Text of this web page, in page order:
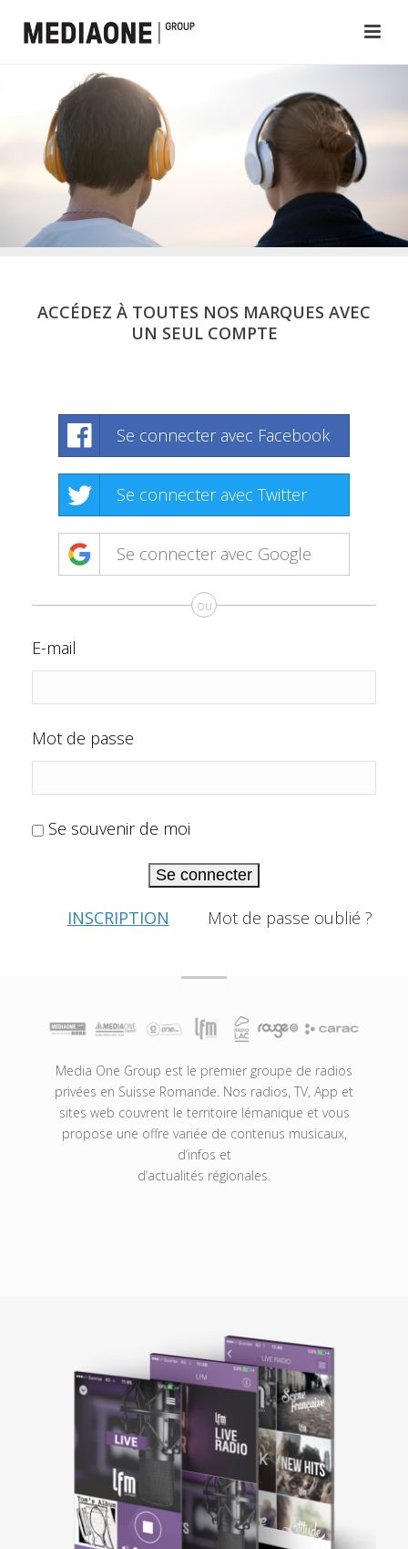
ACCÉDEZ À TOUTES NOS MARQUES AVEC
UN SEUL COMPTE
Se connecter avec Facebook
Se connecter avec Twitter
Se connecter avec Google
ou
E-mail
Mot de passe
Se souvenir de moi
Se connecter
INSCRIPTION Mot de passe oublié ?
Media One Group est le premier groupe de radios
privées en Suisse Romande. Nos radios, TV, App et
sites web couvrent le territoire lémanique et vous
propose une offre variée de contenus musicaux,
d’infos et
d’actualités régionales.